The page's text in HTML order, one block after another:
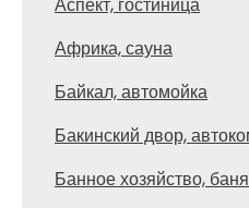
Африка, сауна
Байкал, автомойка
Бакинский двор,
Банное хозяйство,